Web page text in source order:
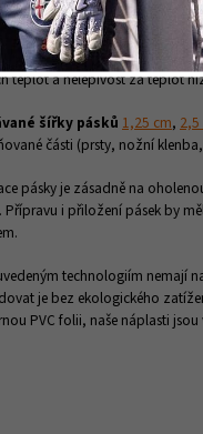
kterénedráždí kůži
,
MEDIPLAST® je textilní
jsou použitelné v širším
teplot a nelepivost za teplot
šířky pásků 1,25 cm, 2,5
části (prsty, nožní
pásky je zásadně na
Přípravu i přiložení pásek by
technologiím nemají
je bez ekologického
PVC folii, naše náplasti